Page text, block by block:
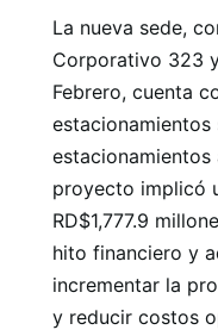
La nueva sede,
Corporativo 323
Febrero, cuenta
estacionamientos
proyecto implicó
RD$1,777.9
hito financiero y
incrementar la
y reducir costos